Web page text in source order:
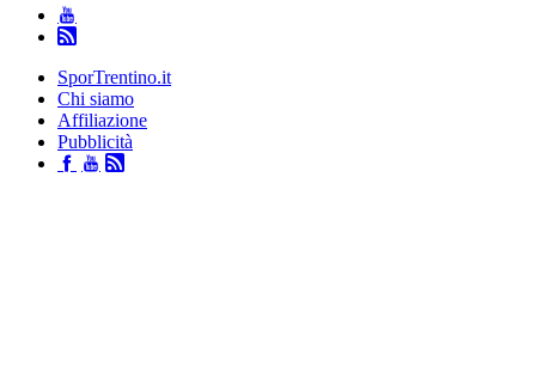
SporTrentino.it
Chi siamo
Affiliazione
Pubblicità